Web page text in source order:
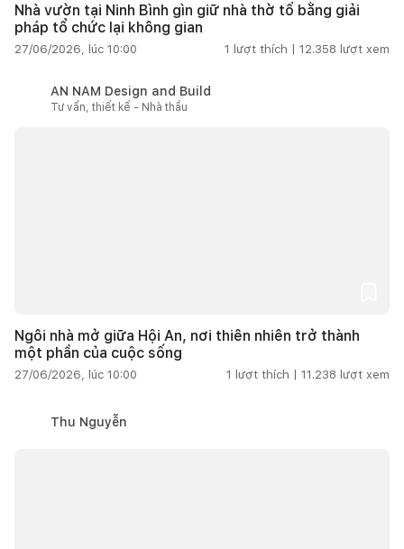
Nhà vườn tại Ninh Bình gìn giữ nhà thờ tổ bằng giải
pháp tổ chức lại không gian
27/06/2026, lúc 10:00 1 lượt thích | 12.358 lượt xem
AN NAM Design and Build
Tư vấn, thiết kế - Nhà thầu
Ngôi nhà mở giữa Hội An, nơi thiên nhiên trở thành
một phần của cuộc sống
27/06/2026, lúc 10:00 1 lượt thích | 11.238 lượt xem
Thu Nguyễn